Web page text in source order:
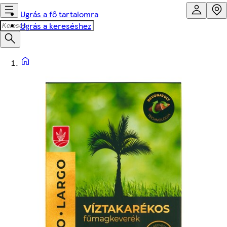
Ugrás a fő tartalomra
Ugrás a kereséshez